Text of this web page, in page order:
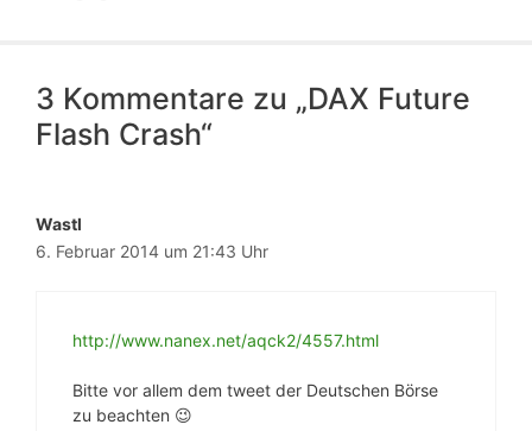
3 Kommentare zu „DAX Future
Flash Crash“
Wastl
6. Februar 2014 um 21:43 Uhr
http://www.nanex.net/aqck2/4557.html
Bitte vor allem dem tweet der Deutschen Börse
zu beachten 😉